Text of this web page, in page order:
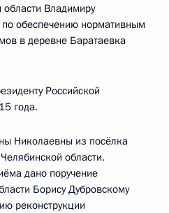
области Владимиру
обеспечению нормативным
в деревне Баратаевка
Российской
года.
Николаевны из посёлка
области.
дано поручение
Борису Дубровскому
реконструкции